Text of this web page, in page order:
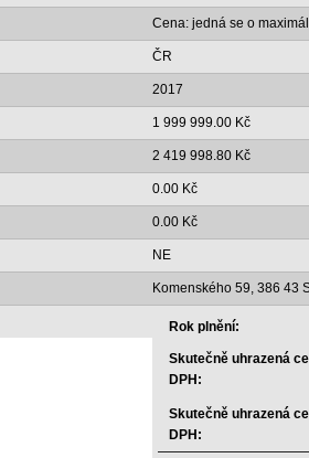
Cena: jedná se o
ČR
2017
1 999 999.00 Kč
2 419 998.80 Kč
0.00 Kč
0.00 Kč
NE
Komenského 59, 386 43
Rok plnění:
Skutečně uhrazená
DPH:
Skutečně uhrazená
DPH: